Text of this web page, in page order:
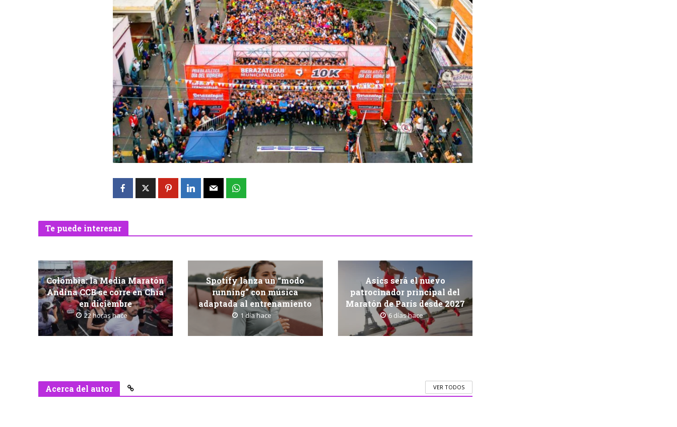
Te puede interesar
Colombia: la Media Maratón
Andina CCB se corre en Chía
en diciembre
22 horas hace
Spotify lanza un “modo
running” con música
adaptada al entrenamiento
1 día hace
Asics será el nuevo
patrocinador principal del
Maratón de París desde 2027
6 días hace
Acerca del autor VER TODOS